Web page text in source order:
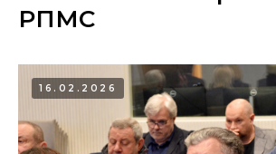
РПМС
16.02.2026